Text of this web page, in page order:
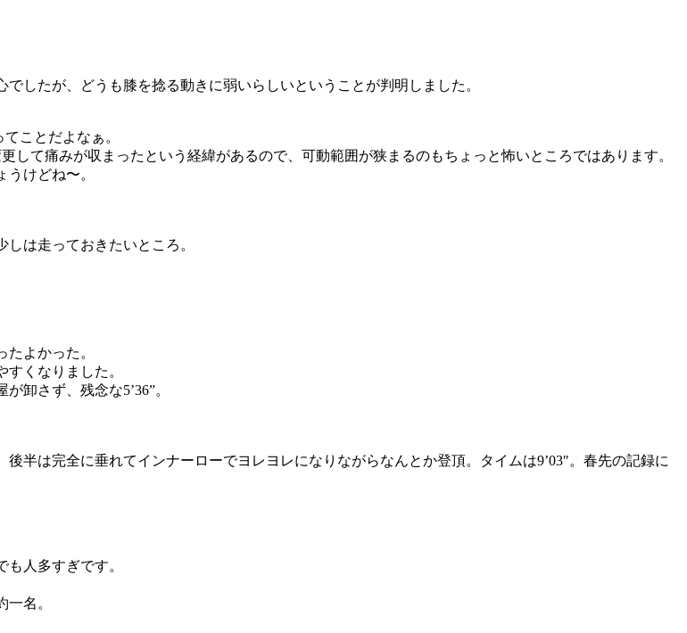
したが、どうも膝を捻る動きに弱いらしいということが判明しました。
ことだよなぁ。
して痛みが収まったという経緯があるので、可動範囲が狭まるのもちょっと怖いところではあります。
けどね〜。
は走っておきたいところ。
よかった。
くなりました。
卸さず、残念な5’36”。
半は完全に垂れてインナーローでヨレヨレになりながらなんとか登頂。タイムは9’03″。春先の記録に
人多すぎです。
名。